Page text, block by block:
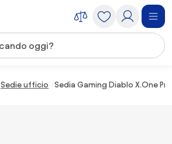
Sedie ufficio Sedia Gaming Diablo X.One